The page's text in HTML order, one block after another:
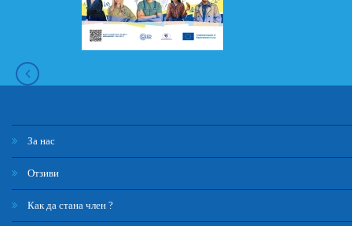
За нас
Отзиви
Как да стана член ?